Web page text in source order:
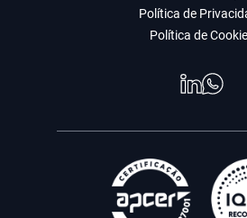
Política de
Política de